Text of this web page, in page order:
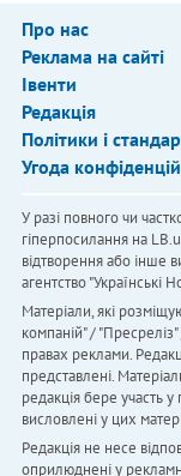
Про нас
Реклама на сайті
Івенти
Редакція
Політики і
Угода
У разі повного чи
гіперпосилання на
відтворення або інше
агентство "Українськi
Матеріали, які
компаній" /
правах реклами.
представлені.
редакція бере участь у
висловлені у цих
Редакція не несе
оприлюднені у